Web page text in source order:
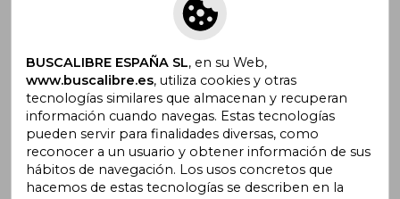
Suscríbete para recibir ofertas y
promociones
¿Necesitas ayuda?
BUSCALIBRE ESPAÑA SL, en su Web,
www.buscalibre.es, utiliza cookies y otras
tecnologías similares que almacenan y recuperan
información cuando navegas. Estas tecnologías
pueden servir para finalidades diversas, como
reconocer a un usuario y obtener información de sus
hábitos de navegación. Los usos concretos que
hacemos de estas tecnologías se describen en la